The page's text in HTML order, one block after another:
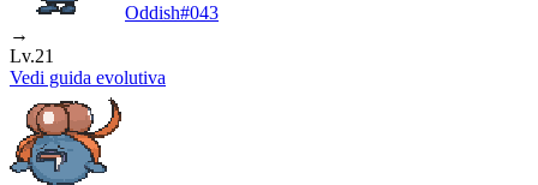
Oddish#043
→
Lv.21
Vedi guida evolutiva